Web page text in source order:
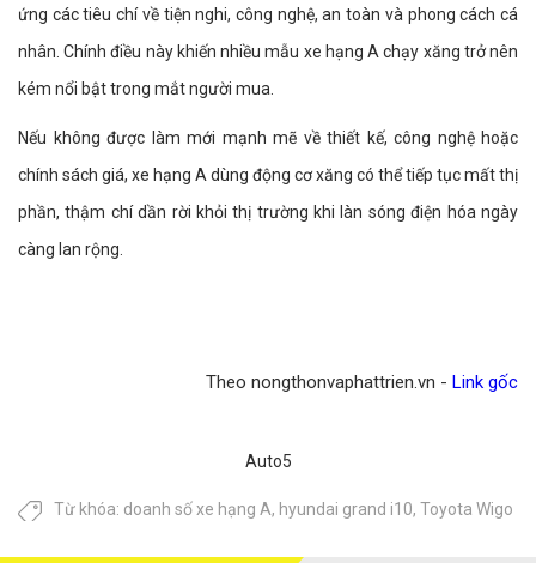
ứng các tiêu chí về tiện nghi, công nghệ, an toàn và phong cách cá
nhân. Chính điều này khiến nhiều mẫu xe hạng A chạy xăng trở nên
kém nổi bật trong mắt người mua.
Nếu không được làm mới mạnh mẽ về thiết kế, công nghệ hoặc
chính sách giá, xe hạng A dùng động cơ xăng có thể tiếp tục mất thị
phần, thậm chí dần rời khỏi thị trường khi làn sóng điện hóa ngày
càng lan rộng.
Theo nongthonvaphattrien.vn - Link gốc
Auto5
Từ khóa: doanh số xe hạng A, hyundai grand i10, Toyota Wigo